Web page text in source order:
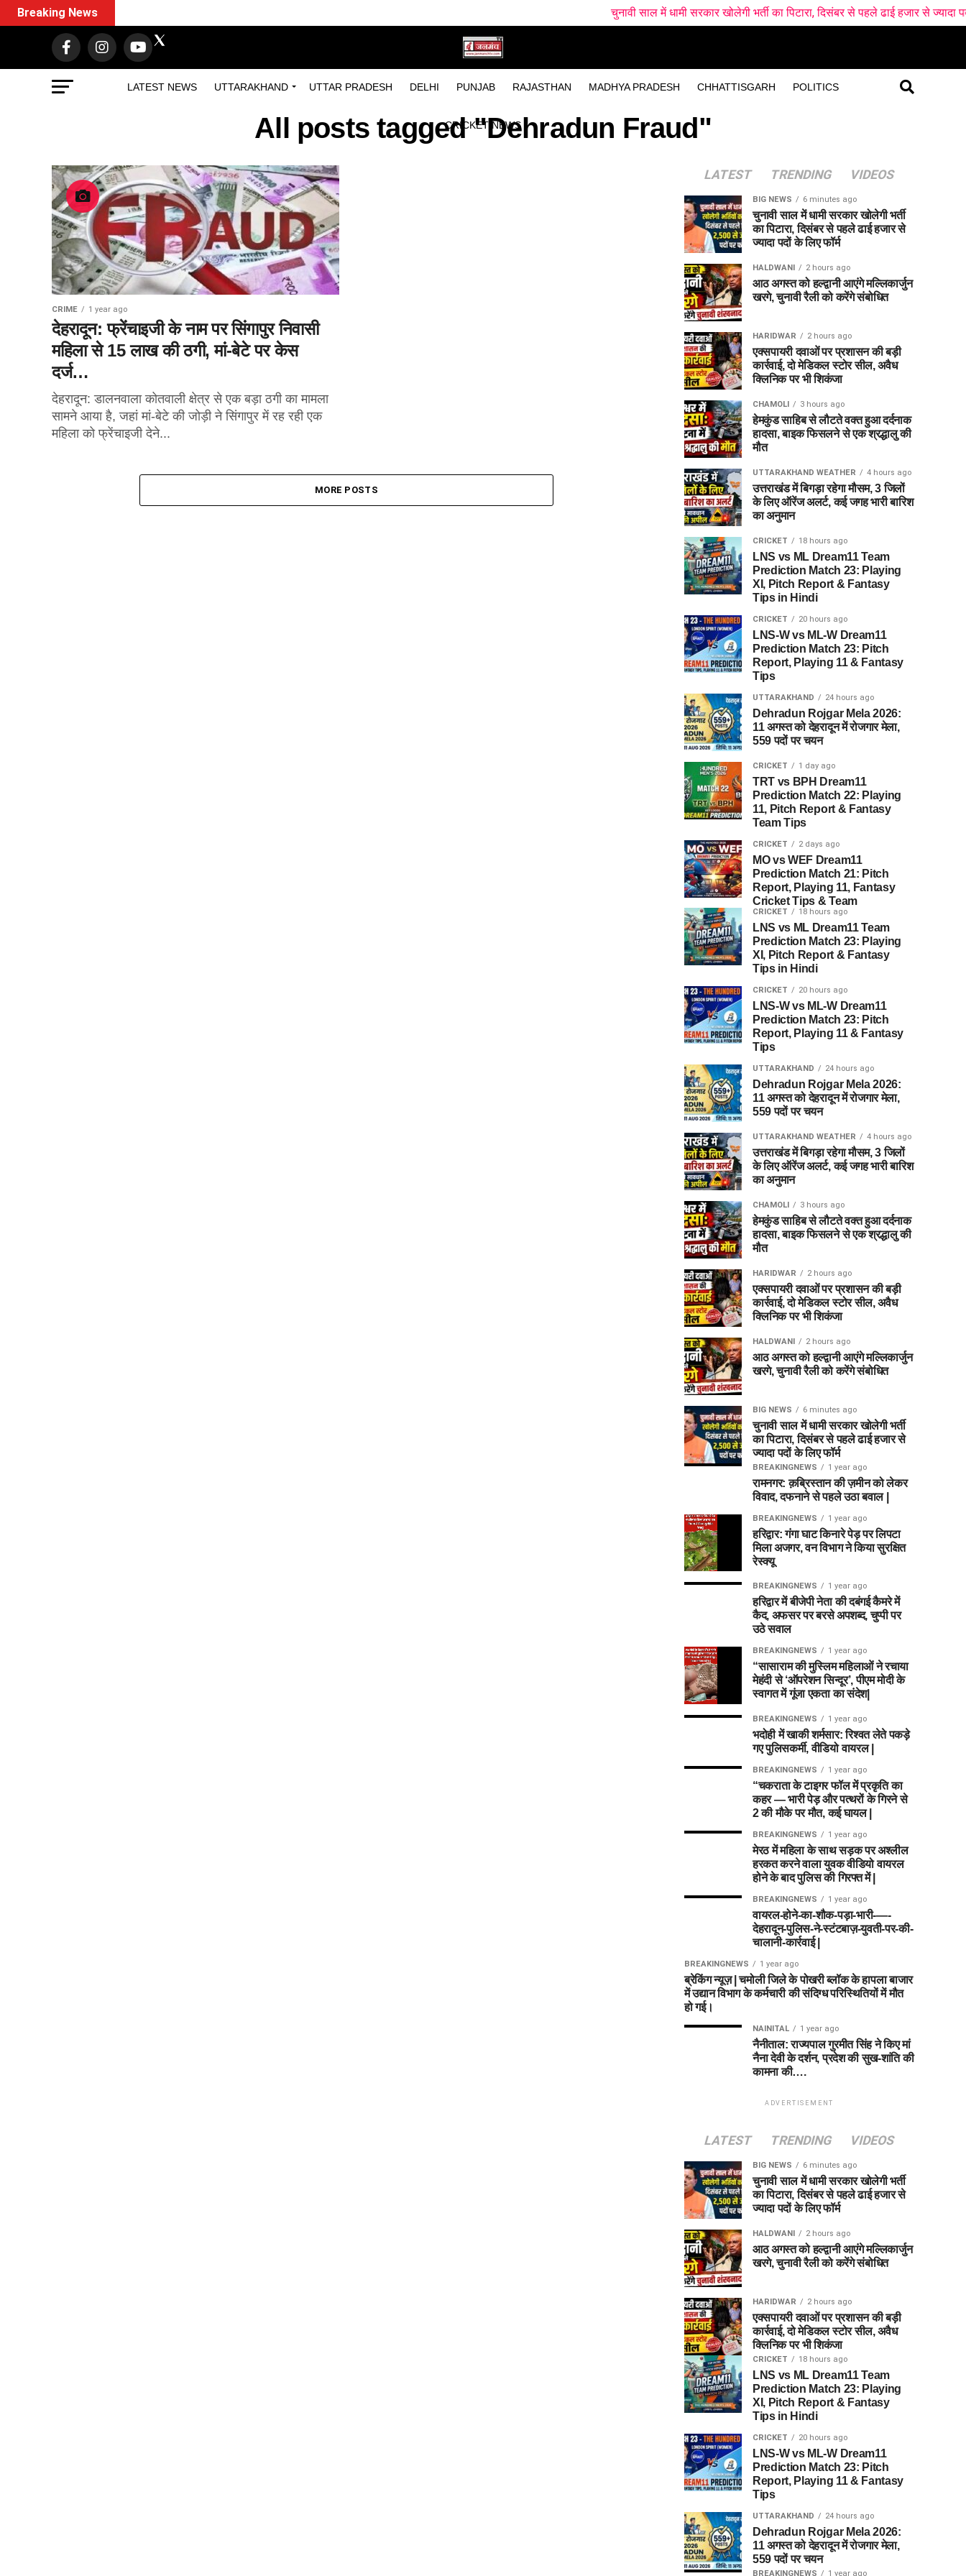
LATEST NEWS UTTARAKHAND UTTAR PRADESH DELHI PUNJAB RAJASTHAN MADHYA PRADESH CHHATTISGARH POLITICS
CRICKET NEWS
Breaking News चुनावी साल में धामी सरकार खोलेगी भर्ती का पिटारा, दिसंबर से पहले ढाई हजार से ज्यादा पदों के लिए फॉर्म
All posts tagged "Dehradun Fraud"
CRIME 1 year ago
देहरादून: फ्रेंचाइजी के नाम पर सिंगापुर निवासी
महिला से 15 लाख की ठगी, मां-बेटे पर केस
दर्ज…
देहरादून: डालनवाला कोतवाली क्षेत्र से एक बड़ा ठगी का मामला
सामने आया है, जहां मां-बेटे की जोड़ी ने सिंगापुर में रह रही एक
महिला को फ्रेंचाइजी देने...
MORE POSTS
LATEST TRENDING VIDEOS
BIG NEWS 6 minutes ago
चुनावी साल में धामी सरकार खोलेगी भर्ती
का पिटारा, दिसंबर से पहले ढाई हजार से
ज्यादा पदों के लिए फॉर्म
HALDWANI 2 hours ago
आठ अगस्त को हल्द्वानी आएंगे मल्लिकार्जुन
खरगे, चुनावी रैली को करेंगे संबोधित
HARIDWAR 2 hours ago
एक्सपायरी दवाओं पर प्रशासन की बड़ी
कार्रवाई, दो मेडिकल स्टोर सील, अवैध
क्लिनिक पर भी शिकंजा
CHAMOLI 3 hours ago
हेमकुंड साहिब से लौटते वक्त हुआ दर्दनाक
हादसा, बाइक फिसलने से एक श्रद्धालु की
मौत
UTTARAKHAND WEATHER 4 hours ago
उत्तराखंड में बिगड़ा रहेगा मौसम, 3 जिलों
के लिए ऑरेंज अलर्ट, कई जगह भारी बारिश
का अनुमान
CRICKET 18 hours ago
LNS vs ML Dream11 Team
Prediction Match 23: Playing
XI, Pitch Report & Fantasy
Tips in Hindi
CRICKET 20 hours ago
LNS-W vs ML-W Dream11
Prediction Match 23: Pitch
Report, Playing 11 & Fantasy
Tips
UTTARAKHAND 24 hours ago
Dehradun Rojgar Mela 2026:
11 अगस्त को देहरादून में रोजगार मेला,
559 पदों पर चयन
CRICKET 1 day ago
TRT vs BPH Dream11
Prediction Match 22: Playing
11, Pitch Report & Fantasy
Team Tips
CRICKET 2 days ago
MO vs WEF Dream11
Prediction Match 21: Pitch
Report, Playing 11, Fantasy
Cricket Tips & Team
CRICKET 18 hours ago
LNS vs ML Dream11 Team
Prediction Match 23: Playing
XI, Pitch Report & Fantasy
Tips in Hindi
CRICKET 20 hours ago
LNS-W vs ML-W Dream11
Prediction Match 23: Pitch
Report, Playing 11 & Fantasy
Tips
UTTARAKHAND 24 hours ago
Dehradun Rojgar Mela 2026:
11 अगस्त को देहरादून में रोजगार मेला,
559 पदों पर चयन
UTTARAKHAND WEATHER 4 hours ago
उत्तराखंड में बिगड़ा रहेगा मौसम, 3 जिलों
के लिए ऑरेंज अलर्ट, कई जगह भारी बारिश
का अनुमान
CHAMOLI 3 hours ago
हेमकुंड साहिब से लौटते वक्त हुआ दर्दनाक
हादसा, बाइक फिसलने से एक श्रद्धालु की
मौत
HARIDWAR 2 hours ago
एक्सपायरी दवाओं पर प्रशासन की बड़ी
कार्रवाई, दो मेडिकल स्टोर सील, अवैध
क्लिनिक पर भी शिकंजा
HALDWANI 2 hours ago
आठ अगस्त को हल्द्वानी आएंगे मल्लिकार्जुन
खरगे, चुनावी रैली को करेंगे संबोधित
BIG NEWS 6 minutes ago
चुनावी साल में धामी सरकार खोलेगी भर्ती
का पिटारा, दिसंबर से पहले ढाई हजार से
ज्यादा पदों के लिए फॉर्म
BREAKINGNEWS 1 year ago
रामनगर: क़ब्रिस्तान की ज़मीन को लेकर
विवाद, दफनाने से पहले उठा बवाल |
BREAKINGNEWS 1 year ago
हरिद्वार: गंगा घाट किनारे पेड़ पर लिपटा
मिला अजगर, वन विभाग ने किया सुरक्षित
रेस्क्यू
BREAKINGNEWS 1 year ago
हरिद्वार में बीजेपी नेता की दबंगई कैमरे में
कैद, अफसर पर बरसे अपशब्द, चुप्पी पर
उठे सवाल
BREAKINGNEWS 1 year ago
“सासाराम की मुस्लिम महिलाओं ने रचाया
मेहंदी से ‘ऑपरेशन सिन्दूर’, पीएम मोदी के
स्वागत में गूंजा एकता का संदेश|
BREAKINGNEWS 1 year ago
भदोही में खाकी शर्मसार: रिश्वत लेते पकड़े
गए पुलिसकर्मी, वीडियो वायरल |
BREAKINGNEWS 1 year ago
“चकराता के टाइगर फॉल में प्रकृति का
कहर — भारी पेड़ और पत्थरों के गिरने से
2 की मौके पर मौत, कई घायल |
BREAKINGNEWS 1 year ago
मेरठ में महिला के साथ सड़क पर अश्लील
हरकत करने वाला युवक वीडियो वायरल
होने के बाद पुलिस की गिरफ्त में |
BREAKINGNEWS 1 year ago
वायरल-होने-का-शौक-पड़ा-भारी-—-
देहरादून-पुलिस-ने-स्टंटबाज़-युवती-पर-की-
चालानी-कार्रवाई |
BREAKINGNEWS 1 year ago
ब्रेकिंग न्यूज़ | चमोली जिले के पोखरी ब्लॉक के हापला बाजार
में उद्यान विभाग के कर्मचारी की संदिग्ध परिस्थितियों में मौत
हो गई।
NAINITAL 1 year ago
नैनीताल: राज्यपाल गुरमीत सिंह ने किए मां
नैना देवी के दर्शन, प्रदेश की सुख-शांति की
कामना की….
ADVERTISEMENT
LATEST TRENDING VIDEOS
BIG NEWS 6 minutes ago
चुनावी साल में धामी सरकार खोलेगी भर्ती
का पिटारा, दिसंबर से पहले ढाई हजार से
ज्यादा पदों के लिए फॉर्म
HALDWANI 2 hours ago
आठ अगस्त को हल्द्वानी आएंगे मल्लिकार्जुन
खरगे, चुनावी रैली को करेंगे संबोधित
HARIDWAR 2 hours ago
एक्सपायरी दवाओं पर प्रशासन की बड़ी
कार्रवाई, दो मेडिकल स्टोर सील, अवैध
क्लिनिक पर भी शिकंजा
CRICKET 18 hours ago
LNS vs ML Dream11 Team
Prediction Match 23: Playing
XI, Pitch Report & Fantasy
Tips in Hindi
CRICKET 20 hours ago
LNS-W vs ML-W Dream11
Prediction Match 23: Pitch
Report, Playing 11 & Fantasy
Tips
UTTARAKHAND 24 hours ago
Dehradun Rojgar Mela 2026:
11 अगस्त को देहरादून में रोजगार मेला,
559 पदों पर चयन
BREAKINGNEWS 1 year ago